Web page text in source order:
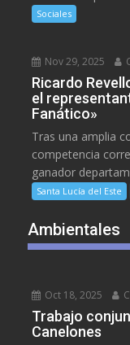
Sociales
Nov 29, 2025
Ricardo
el
Fanático»
Tras una amplia
competencia
ganador
Santa Lucía del Este
Ambientales
Oct 18, 2025
Trabajo
Canelones